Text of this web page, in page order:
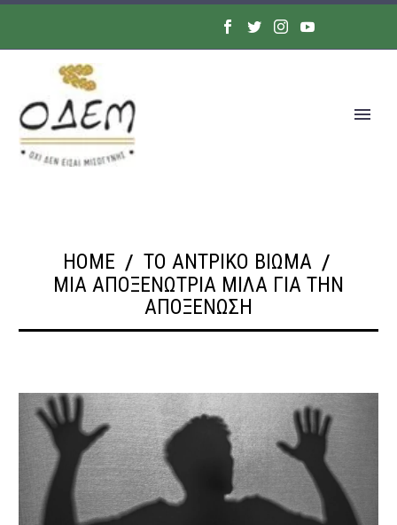
HOME
ΤΟ ΑΝΤΡΙΚΟ ΒΙΩΜΑ
ΜΙΑ ΑΠΟΞΕΝΏΤΡΙΑ ΜΙΛΆ ΓΙΑ ΤΗΝ
ΑΠΟΞΈΝΩΣΗ